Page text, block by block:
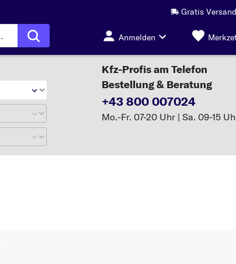
Gratis
Anmelden
Kfz-Profis am Telefon
Bestellung & Beratung
+43 800 007024
Mo.-Fr. 07-20 Uhr | Sa. 09-15